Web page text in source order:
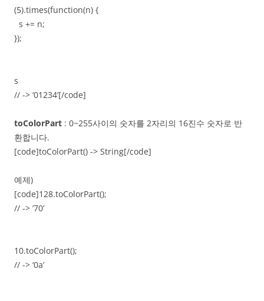
(5).times(function(n) {
s += n;
});
s
// -> ‘01234’[/code]
toColorPart : 0~255사이의 숫자를 2자리의 16진수 숫자로 반
환합니다.
[code]toColorPart() -> String[/code]
예제)
[code]128.toColorPart();
// -> ’70’
10.toColorPart();
// -> ‘0a’